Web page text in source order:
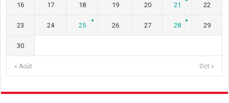
« Août Oct »
16 17 18 19 20 21 22
23 24 25 26 27 28 29
30